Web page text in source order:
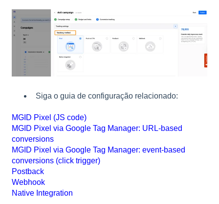
Siga o guia de configuração relacionado:
MGID Pixel (JS code)
MGID Pixel via Google Tag Manager: URL-based
conversions
MGID Pixel via Google Tag Manager: event-based
conversions (click trigger)
Postback
Webhook
Native Integration